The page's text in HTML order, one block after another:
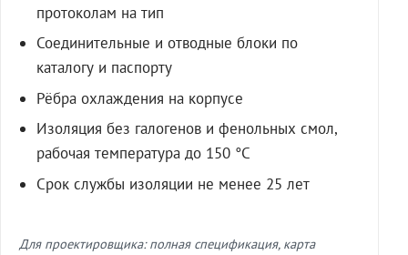
протоколам на тип
Соединительные и отводные блоки по
каталогу и паспорту
Рёбра охлаждения на корпусе
Изоляция без галогенов и фенольных смол,
рабочая температура до 150 °C
Срок службы изоляции не менее 25 лет
Для проектировщика: полная спецификация, карта